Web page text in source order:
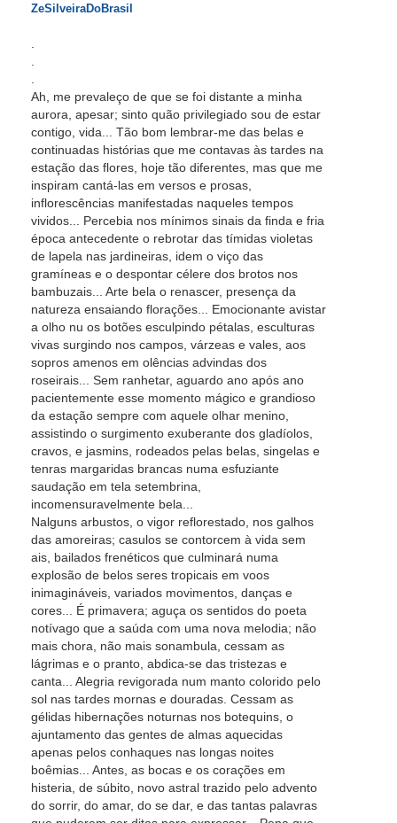
ZeSilveiraDoBrasil
Ah, me prevaleço de que se foi distante a minha
aurora, apesar; sinto quão privilegiado sou de estar
contigo, vida... Tão bom lembrar-me das belas e
continuadas histórias que me contavas às tardes na
estação das flores, hoje tão diferentes, mas que me
inspiram cantá-las em versos e prosas,
inflorescências manifestadas naqueles tempos
vividos... Percebia nos mínimos sinais da finda e fria
época antecedente o rebrotar das tímidas violetas
de lapela nas jardineiras, idem o viço das
gramíneas e o despontar célere dos brotos nos
bambuzais... Arte bela o renascer, presença da
natureza ensaiando florações... Emocionante avistar
a olho nu os botões esculpindo pétalas, esculturas
vivas surgindo nos campos, várzeas e vales, aos
sopros amenos em olências advindas dos
roseirais... Sem ranhetar, aguardo ano após ano
pacientemente esse momento mágico e grandioso
da estação sempre com aquele olhar menino,
assistindo o surgimento exuberante dos gladíolos,
cravos, e jasmins, rodeados pelas belas, singelas e
tenras margaridas brancas numa esfuziante
saudação em tela setembrina,
incomensuravelmente bela...
Nalguns arbustos, o vigor reflorestado, nos galhos
das amoreiras; casulos se contorcem à vida sem
ais, bailados frenéticos que culminará numa
explosão de belos seres tropicais em voos
inimagináveis, variados movimentos, danças e
cores... É primavera; aguça os sentidos do poeta
notívago que a saúda com uma nova melodia; não
mais chora, não mais sonambula, cessam as
lágrimas e o pranto, abdica-se das tristezas e
canta... Alegria revigorada num manto colorido pelo
sol nas tardes mornas e douradas. Cessam as
gélidas hibernações noturnas nos botequins, o
ajuntamento das gentes de almas aquecidas
apenas pelos conhaques nas longas noites
boêmias... Antes, as bocas e os corações em
histeria, de súbito, novo astral trazido pelo advento
do sorrir, do amar, do se dar, e das tantas palavras